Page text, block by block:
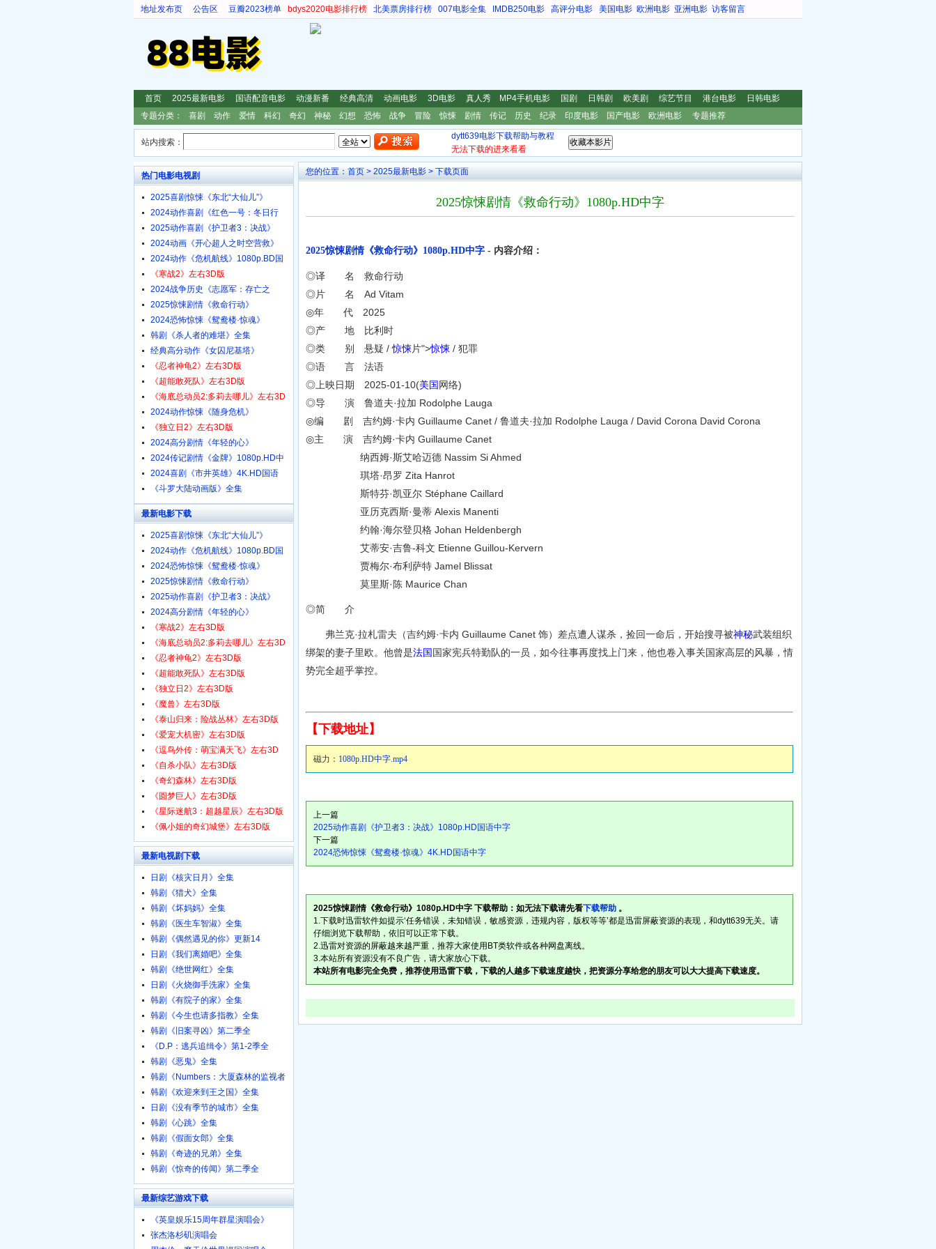
地址发布页 公告区 豆瓣2023榜单 bdys2020电影排行榜 北美票房排行榜 007电影全集 IMDB250电影 高评分电影 美国电影 欧洲电影 亚洲电影 访客留言
首页 2025最新电影 国语配音电影 动漫新番 经典高清 动画电影 3D电影 真人秀 MP4手机电影 国剧 日韩剧 欧美剧 综艺节目 港台电影
日韩电影
专题分类：
喜剧 动作 爱情 科幻 奇幻 神秘 幻想 恐怖 战争 冒险 惊悚 剧情 传记 历史 纪录 印度电影 国产电影 欧洲电影 专题推荐
站内搜索：
dytt639电影下载帮助与教程
无法下载的进来看看
您的位置： 首页 > 2025最新电影 > 下载页面
2025惊悚剧情《救命行动》1080p.HD中字
2025惊悚剧情《救命行动》1080p.HD中字 - 内容介绍：
◎译 名 救命行动
◎片 名 Ad Vitam
◎年 代 2025
◎产 地 比利时
◎类 别 悬疑 /惊悚片">惊悚 / 犯罪
◎语 言 法语
◎上映日期 2025-01-10(美国网络)
◎导 演 鲁道夫·拉加 Rodolphe Lauga
◎编 剧 吉约姆·卡内 Guillaume Canet / 鲁道夫·拉加 Rodolphe Lauga / David Corona David Corona
◎主 演 吉约姆·卡内 Guillaume Canet
纳西姆·斯艾哈迈德 Nassim Si Ahmed
琪塔·昂罗 Zita Hanrot
斯特芬·凯亚尔 Stéphane Caillard
亚历克西斯·曼蒂 Alexis Manenti
约翰·海尔登贝格 Johan Heldenbergh
艾蒂安·吉鲁-科文 Etienne Guillou-Kervern
贾梅尔·布利萨特 Jamel Blissat
莫里斯·陈 Maurice Chan
◎简 介
弗兰克·拉札雷夫（吉约姆·卡内 Guillaume Canet 饰）差点遭人谋杀，捡回一命后，开始搜寻被神秘武装组织
绑架的妻子里欧。他曾是法国 国家宪兵特勤队的一员，如今往事再度找上门来，他也卷入事关国家高层的风暴，情
势完全超乎掌控。
【下载地址】
磁力： 1080p.HD中字.mp4
上一篇
2025动作喜剧《护卫者3：决战》1080p.HD国语中字
下一篇
2024恐怖惊悚《鸳鸯楼·惊魂》4K.HD国语中字
2025惊悚剧情《救命行动》1080p.HD中字 下载帮助：如无法下载请先看下载帮助 。
1.下载时迅雷软件如提示‘任务错误，未知错误，敏感资源，违规内容，版权等等’都是迅雷屏蔽资源的表现，和dytt639无关。请
仔细浏览下载帮助，依旧可以正常下载。
2.迅雷对资源的屏蔽越来越严重，推荐大家使用BT类软件或各种网盘离线。
3.本站所有资源没有不良广告，请大家放心下载。
本站所有电影完全免费，推荐使用迅雷下载，下载的人越多下载速度越快，把资源分享给您的朋友可以大大提高下载速度。
热门电影电视剧
2025喜剧惊悚《东北“大仙儿”》
1080p.HD国语中字
2024动作喜剧《红色一号：冬日行
动》4K.HD中英双字
2025动作喜剧《护卫者3：决战》
1080p.HD国语中字
2024动画《开心超人之时空营救》
4K.HD国语中字
2024动作《危机航线》1080p.BD国
语中字
《寒战2》左右3D版
2024战争历史《志愿军：存亡之
战》4K.HD国语中字
2025惊悚剧情《救命行动》
1080p.HD中字
2024恐怖惊悚《鸳鸯楼·惊魂》
4K.HD国语中字
韩剧《杀人者的难堪》全集
经典高分动作《女囚尼基塔》
1080p.BD中英双字
《忍者神龟2》左右3D版
《超能敢死队》左右3D版
《海底总动员2:多莉去哪儿》左右3D
版
2024动作惊悚《随身危机》
1080p.HD中英双字
《独立日2》左右3D版
2024高分剧情《年轻的心》
1080p.HD中字
2024传记剧情《金牌》1080p.HD中
字
2024喜剧《市井英雄》4K.HD国语
中字
《斗罗大陆动画版》全集
最新电影下载
2025喜剧惊悚《东北“大仙儿”》
1080p.HD国语中字
2024动作《危机航线》1080p.BD国
语中字
2024恐怖惊悚《鸳鸯楼·惊魂》
4K.HD国语中字
2025惊悚剧情《救命行动》
1080p.HD中字
2025动作喜剧《护卫者3：决战》
1080p.HD国语中字
2024高分剧情《年轻的心》
1080p.HD中字
《寒战2》左右3D版
《海底总动员2:多莉去哪儿》左右3D
版
《忍者神龟2》左右3D版
《超能敢死队》左右3D版
《独立日2》左右3D版
《魔兽》左右3D版
《泰山归来：险战丛林》左右3D版
《爱宠大机密》左右3D版
《逗鸟外传：萌宝满天飞》左右3D
版
《自杀小队》左右3D版
《奇幻森林》左右3D版
《圆梦巨人》左右3D版
《星际迷航3：超越星辰》左右3D版
《佩小姐的奇幻城堡》左右3D版
最新电视剧下载
日剧《核灾日月》全集
韩剧《猎犬》全集
韩剧《坏妈妈》全集
韩剧《医生车智淑》全集
韩剧《偶然遇见的你》更新14
日剧《我们离婚吧》全集
韩剧《绝世网红》全集
日剧《火烧御手洗家》全集
韩剧《有院子的家》全集
韩剧《今生也请多指教》全集
韩剧《旧案寻凶》第二季全
《D.P：逃兵追缉令》第1-2季全
韩剧《恶鬼》全集
韩剧《Numbers：大厦森林的监视者
们》全集
韩剧《欢迎来到王之国》全集
日剧《没有季节的城市》全集
韩剧《心跳》全集
韩剧《假面女郎》全集
韩剧《奇迹的兄弟》全集
韩剧《惊奇的传闻》第二季全
最新综艺游戏下载
《英皇娱乐15周年群星演唱会》
720p.BD粤语中字
张杰洛杉矶演唱会